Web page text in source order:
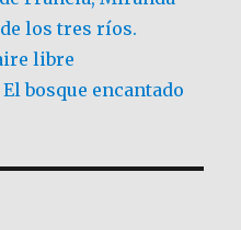
los tres ríos.
libre
bosque encantado